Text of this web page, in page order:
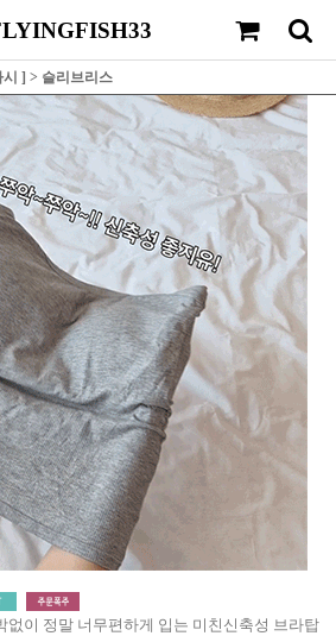
] > 슬리브리스
없이 정말 너무편하게 입는 미친신축성 브라탑